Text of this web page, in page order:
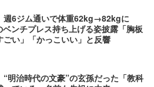
週6ジム通いで体重62kg→82kgに
ンチプレス持ち上げる姿披露「胸板
ごい」「かっこいい」と反響
“明治時代の文豪”の玄孫だった「教科